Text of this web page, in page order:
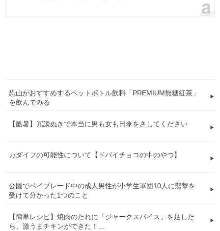
恐山がおすすめするペットボトル飲料「PREMIUM無糖紅茶」
を飲んでみる
【酷暑】冗談ぬきで本当に男も女も日傘をさしてください
カダイフの可能性について【ドバイチョコの中のやつ】
公園でベイブレード中の成人男性が小学生軍団10人に襲撃を
受けて分かった1つのこと
【簡単レシピ】焼肉のたれに「ジャークスパイス」を足した
ら、激うまチキンができた！...